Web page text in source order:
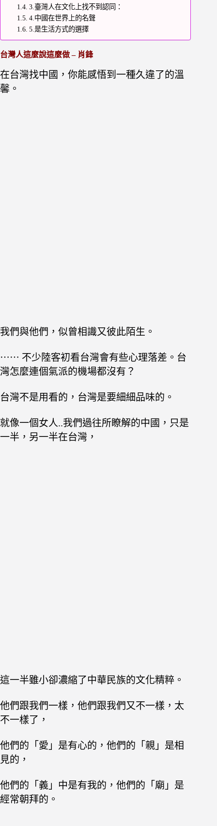
3.臺灣人在文化上找不到認同：
4.中國在世界上的名聲
5.是生活方式的選擇
台灣人這麼說這麼做 – 肖鋒
在台灣找中國，你能感悟到一種久違了的溫
馨。
我們與他們，似曾相識又彼此陌生。
⋯⋯ 不少陸客初看台灣會有些心理落差。台
灣怎麼連個氣派的機場都沒有？
台灣不是用看的，台灣是要細細品味的。
就像一個女人..我們過往所瞭解的中國，只是
一半，另一半在台灣，
這一半雖小卻濃縮了中華民族的文化精粹。
他們跟我們一樣，他們跟我們又不一樣，太
不一樣了，
他們的「愛」是有心的，他們的「親」是相
見的，
他們的「義」中是有我的，他們的「廟」是
經常朝拜的。